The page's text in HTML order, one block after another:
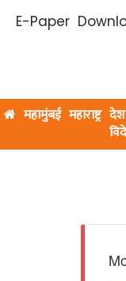
E-Paper
महामुंबई महाराष्ट्र